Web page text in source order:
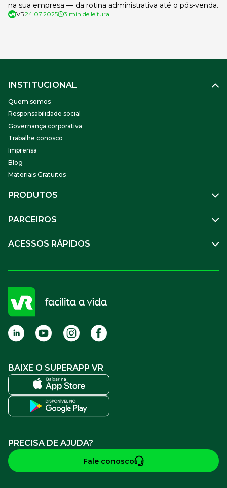
na sua empresa — da rotina administrativa até o pós-venda.
VR24.07.2025 3 min de leitura
INSTITUCIONAL
Quem somos
Responsabilidade social
Governança corporativa
Trabalhe conosco
Imprensa
Blog
Materiais Gratuitos
PRODUTOS
Benefícios
Soluções Financeiras
Compre Online
PARCEIROS
Parceiro VR
APP VR Estabelecimentos
ACESSOS RÁPIDOS
Sou empresa
FAQ
Termos de Uso
BAIXE O SUPERAPP VR
PRECISA DE AJUDA?
Fale conosco